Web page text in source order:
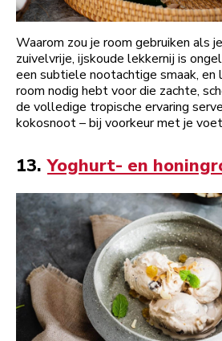
Waarom zou je room gebruiken als
zuivelvrije, ijskoude lekkernij is
een subtiele nootachtige smaak, en
room nodig hebt voor die zachte,
de volledige tropische ervaring
kokosnoot – bij voorkeur met je
13. Yoghurt- en